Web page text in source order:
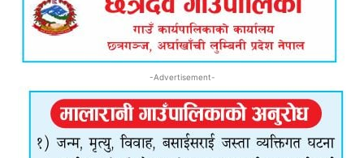
-Advertisement-